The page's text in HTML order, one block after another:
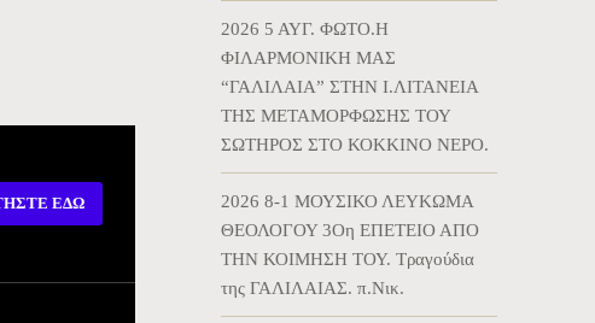
ΕΔΩ
2026 5 ΑΥΓ. ΦΩΤΟ.Η
ΦΙΛΑΡΜΟΝΙΚΗ ΜΑΣ
“ΓΑΛΙΛΑΙΑ” ΣΤΗΝ Ι.ΛΙΤΑΝΕΙΑ
ΤΗΣ ΜΕΤΑΜΟΡΦΩΣΗΣ ΤΟΥ
ΣΩΤΗΡΟΣ ΣΤΟ ΚΟΚΚΙΝΟ ΝΕΡΟ.
2026 8-1 ΜΟΥΣΙΚΟ ΛΕΥΚΩΜΑ
ΘΕΟΛΟΓΟΥ 3Οη ΕΠΕΤΕΙΟ ΑΠΟ
ΤΗΝ ΚΟΙΜΗΣΗ ΤΟΥ. Τραγούδια
της ΓΑΛΙΛΑΙΑΣ. π.Νικ.